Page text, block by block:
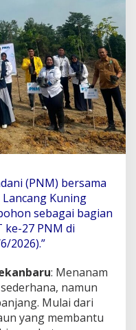
(PNM) bersama
Kuning
sebagai bagian
27 PNM di
2026).”
: Menanam
namun
Mulai dari
yang membantu